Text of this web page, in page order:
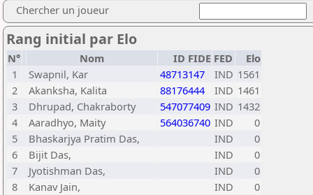
Chercher un joueur
Rang initial par Elo
N° Nom ID FIDE FED
Elo
1
Swapnil, Kar 48713147 IND 1561
2
Akanksha, Kalita 88176444 IND 1461
3
Dhrupad, Chakraborty 547077409 IND 1432
4
Aaradhyo, Maity 564036740 IND
0
5
Bhaskarjya Pratim Das, IND
0
6
Bijit Das, IND
0
7
Jyotishman Das, IND
0
8
Kanav Jain, IND
0